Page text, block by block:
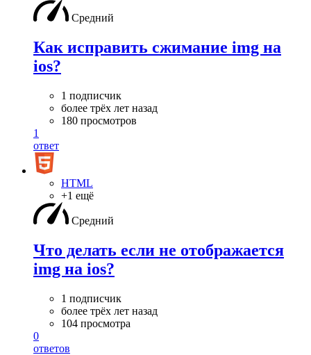
Средний
Как исправить сжимание img на
ios?
1 подписчик
более трёх лет назад
180 просмотров
1
ответ
HTML
+1 ещё
Средний
Что делать если не отображается
img на ios?
1 подписчик
более трёх лет назад
104 просмотра
0
ответов